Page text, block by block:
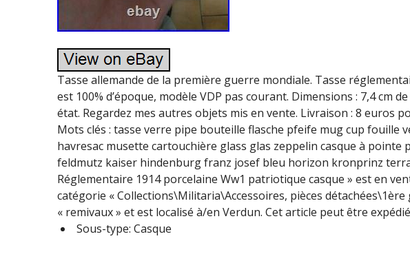
Tasse allemande de la première guerre mondiale. Tasse
est 100% d’époque, modèle VDP pas courant. Dimensions : 7,4 cm
état. Regardez mes autres objets mis en vente. Livraison : 8 euros
Mots clés : tasse verre pipe bouteille flasche pfeife mug cup fouille
havresac musette cartouchière glass glas zeppelin casque à
feldmutz kaiser hindenburg franz josef bleu horizon kronprinz
Réglementaire 1914 porcelaine Ww1 patriotique casque » est en
catégorie « Collections\Militaria\Accessoires, pièces
« remivaux » et est localisé à/en Verdun. Cet article peut être
Sous-type: Casque